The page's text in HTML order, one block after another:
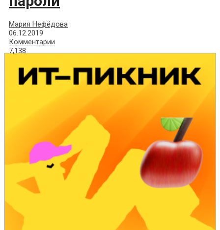
Мария Нефёдова
06.12.2019
Комментарии
7,138